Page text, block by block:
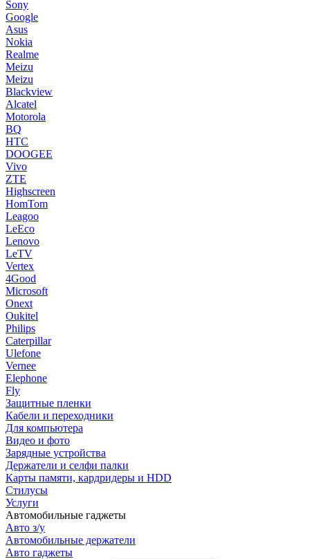
Sony
Google
Asus
Nokia
Realme
Meizu
Meizu
Blackview
Alcatel
Motorola
BQ
HTC
DOOGEE
Vivo
ZTE
Highscreen
HomTom
Leagoo
LeEco
Lenovo
LeTV
Vertex
4Good
Microsoft
Onext
Oukitel
Philips
Caterpillar
Ulefone
Vernee
Elephone
Fly
Защитные пленки
Кабели и переходники
Для компьютера
Видео и фото
Зарядные устройства
Держатели и селфи палки
Карты памяти, кардридеры и HDD
Стилусы
Услуги
Автомобильные гаджеты
Авто з/у
Автомобильные держатели
Авто гаджеты